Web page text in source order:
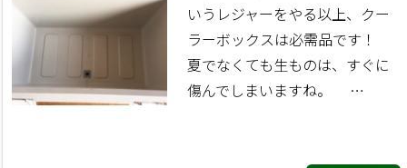
いうレジャーをやる以上、クー
ラーボックスは必需品です！
夏でなくても生ものは、すぐに
傷んでしまいますね。 …